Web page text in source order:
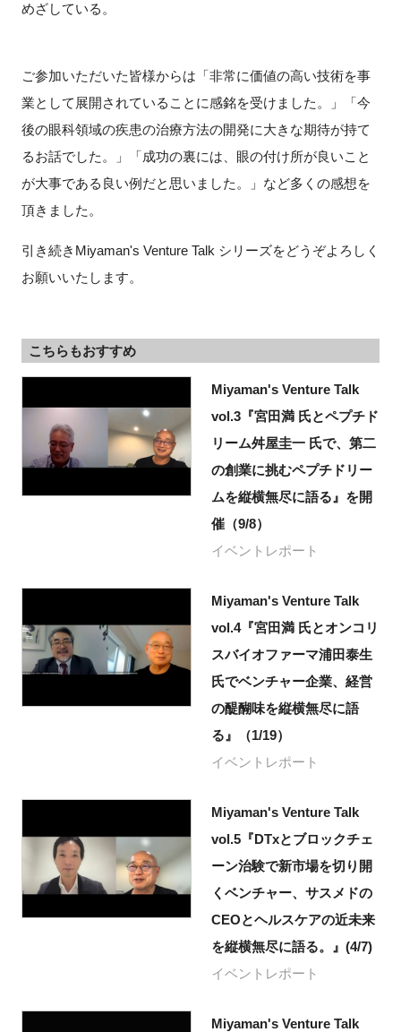
めざしている。
ご参加いただいた皆様からは「非常に価値の高い技術を事
業として展開されていることに感銘を受けました。」「今
後の眼科領域の疾患の治療方法の開発に大きな期待が持て
るお話でした。」「成功の裏には、眼の付け所が良いこと
が大事である良い例だと思いました。」など多くの感想を
頂きました。
引き続きMiyaman's Venture Talk シリーズをどうぞよろしく
お願いいたします。
こちらもおすすめ
Miyaman's Venture Talk
vol.3『宮田満 氏とペプチド
リーム舛屋圭一 氏で、第二
の創業に挑むペプチドリー
ムを縦横無尽に語る』を開
催（9/8）
イベントレポート
Miyaman's Venture Talk
vol.4『宮田満 氏とオンコリ
スバイオファーマ浦田泰生
氏でベンチャー企業、経営
の醍醐味を縦横無尽に語
る』（1/19）
イベントレポート
Miyaman's Venture Talk
vol.5『DTxとブロックチェ
ーン治験で新市場を切り開
くベンチャー、サスメドの
CEOとヘルスケアの近未来
を縦横無尽に語る。』(4/7)
イベントレポート
Miyaman's Venture Talk